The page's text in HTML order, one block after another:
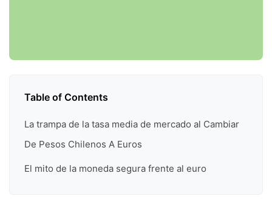
Table of Contents
La trampa de la tasa media de mercado al Cambiar
De Pesos Chilenos A Euros
El mito de la moneda segura frente al euro